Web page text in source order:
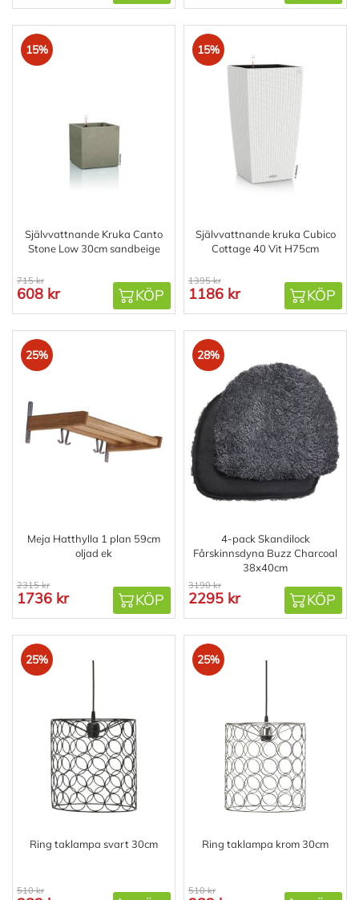
15%
Självvattnande Kruka Canto
Stone Low 30cm sandbeige
715 kr
608 kr KÖP
15%
Självvattnande kruka Cubico
Cottage 40 Vit H75cm
1395 kr
1186 kr KÖP
25%
Meja Hatthylla 1 plan 59cm
oljad ek
2315 kr
1736 kr KÖP
28%
4-pack Skandilock
Fårskinnsdyna Buzz Charcoal
38x40cm
3190 kr
2295 kr KÖP
25%
Ring taklampa svart 30cm
510 kr
25%
Ring taklampa krom 30cm
510 kr